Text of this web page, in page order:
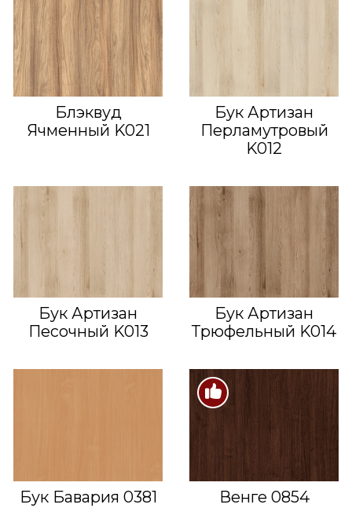
Блэквуд
Ячменный K021
Бук Артизан
Перламутровый
K012
Бук Артизан
Песочный K013
Бук Артизан
Трюфельный K014
Бук Бавария 0381 Венге 0854